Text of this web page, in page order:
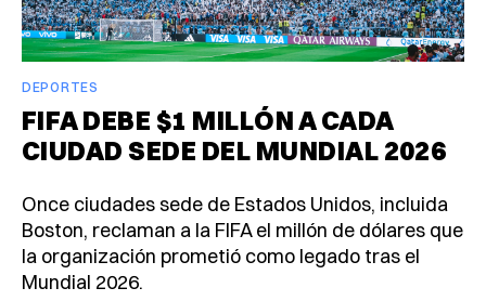
DEPORTES
FIFA DEBE $1 MILLÓN A CADA
CIUDAD SEDE DEL MUNDIAL 2026
Once ciudades sede de Estados Unidos, incluida
Boston, reclaman a la FIFA el millón de dólares que
la organización prometió como legado tras el
Mundial 2026.